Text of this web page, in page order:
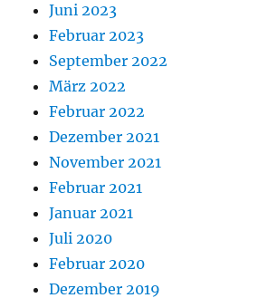
Juni 2023
Februar 2023
September 2022
März 2022
Februar 2022
Dezember 2021
November 2021
Februar 2021
Januar 2021
Juli 2020
Februar 2020
Dezember 2019